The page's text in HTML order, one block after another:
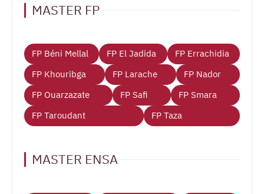
MASTER FP
FP Béni Mellal FP El Jadida
FP Errachidia
FP Khouribga
FP Larache
FP Nador
FP Ouarzazate
FP Safi
FP Smara
FP Taroudant
FP Taza
MASTER ENSA